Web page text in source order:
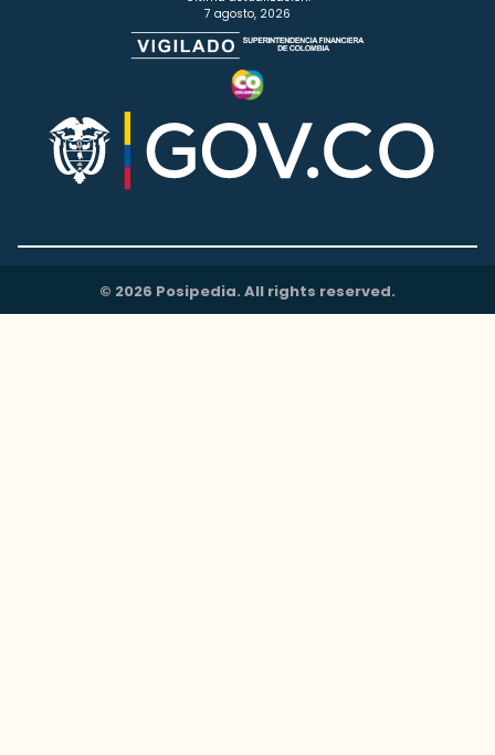
7 agosto, 2026
© 2026 Posipedia. All rights reserved.